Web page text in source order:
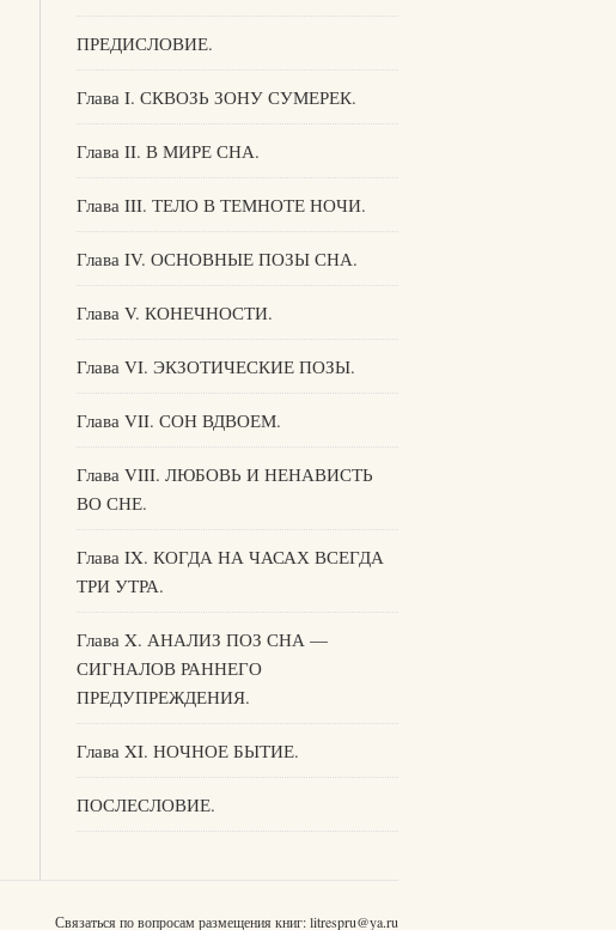
ПРЕДИСЛОВИЕ.
Глава I. СКВОЗЬ ЗОНУ СУМЕРЕК.
Глава II. В МИРЕ СНА.
Глава III. ТЕЛО В ТЕМНОТЕ НОЧИ.
Глава IV. ОСНОВНЫЕ ПОЗЫ СНА.
Глава V. КОНЕЧНОСТИ.
Глава VI. ЭКЗОТИЧЕСКИЕ ПОЗЫ.
Глава VII. СОН ВДВОЕМ.
Глава VIII. ЛЮБОВЬ И НЕНАВИСТЬ
ВО СНЕ.
Глава IX. КОГДА НА ЧАСАХ ВСЕГДА
ТРИ УТРА.
Глава X. АНАЛИЗ ПОЗ СНА —
СИГНАЛОВ РАННЕГО
ПРЕДУПРЕЖДЕНИЯ.
Глава XI. НОЧНОЕ БЫТИЕ.
ПОСЛЕСЛОВИЕ.
Связаться по вопросам размещения книг:litrespru@ya.ru